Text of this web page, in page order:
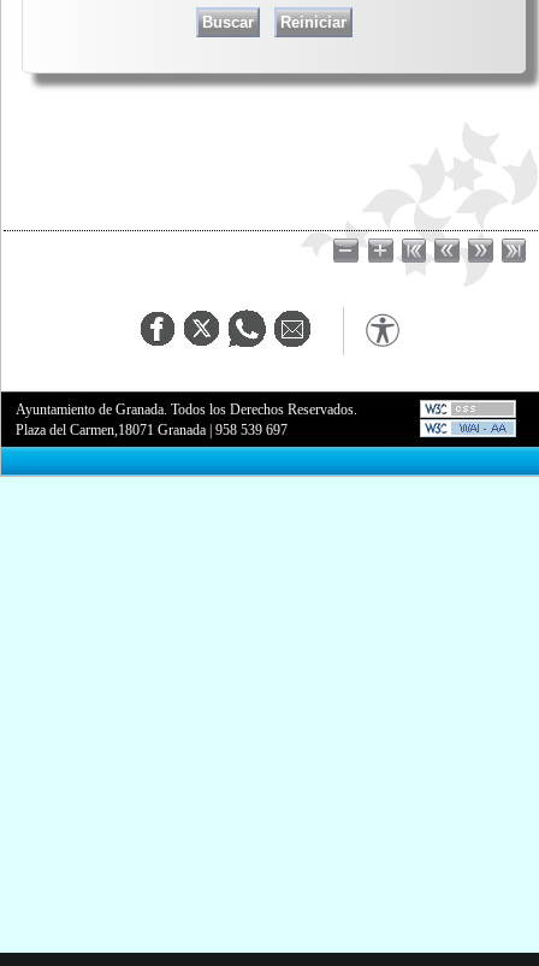
Ayuntamiento de Granada. Todos los Derechos Reservados.
Plaza del Carmen,18071 Granada |958 539 697